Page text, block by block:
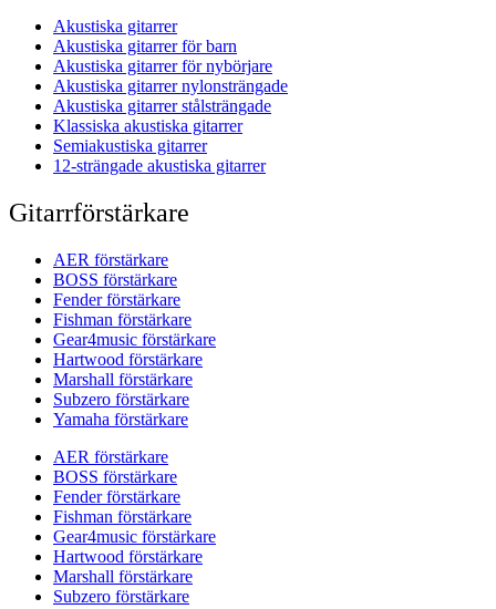
Akustiska gitarrer
Akustiska gitarrer för barn
Akustiska gitarrer för nybörjare
Akustiska gitarrer nylonsträngade
Akustiska gitarrer stålsträngade
Klassiska akustiska gitarrer
Semiakustiska gitarrer
12-strängade akustiska gitarrer
Gitarrförstärkare
AER förstärkare
BOSS förstärkare
Fender förstärkare
Fishman förstärkare
Gear4music förstärkare
Hartwood förstärkare
Marshall förstärkare
Subzero förstärkare
Yamaha förstärkare
AER förstärkare
BOSS förstärkare
Fender förstärkare
Fishman förstärkare
Gear4music förstärkare
Hartwood förstärkare
Marshall förstärkare
Subzero förstärkare